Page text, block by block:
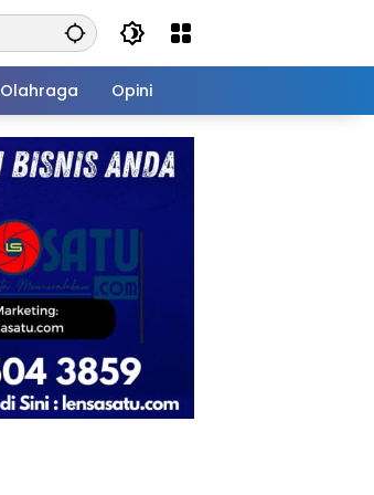
Olahraga Opini